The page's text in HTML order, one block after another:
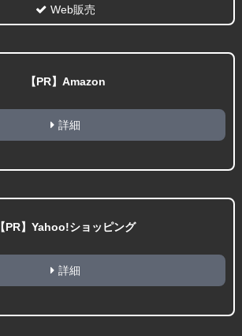
Web販売
【PR】Amazon
詳細
【PR】Yahoo!ショッピング
詳細